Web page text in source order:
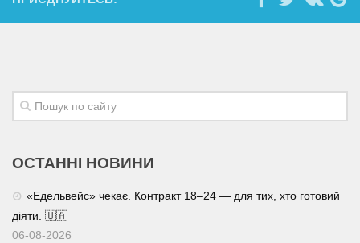
ОСТАННІ НОВИНИ
«Едельвейс» чекає. Контракт 18–24 — для тих, хто готовий
діяти. 🇺🇦
06-08-2026